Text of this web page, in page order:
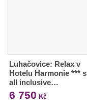
Luhačovice: Relax v
Hotelu Harmonie *** s
all inclusive…
6 750 Kč